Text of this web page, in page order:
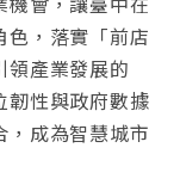
色，落實「前店
領產業發展的
韌性與政府數據
，成為智慧城市